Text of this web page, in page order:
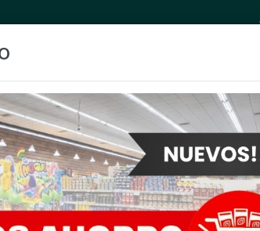
FIGHIERA GENERAL LAGOS POLICIALES